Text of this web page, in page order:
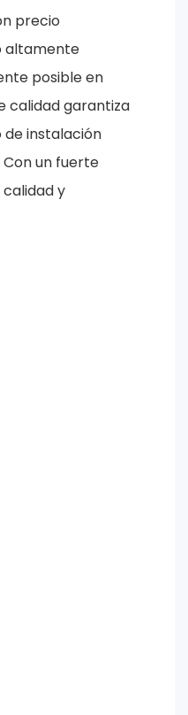
precio
altamente
posible en
calidad garantiza
de instalación
un fuerte
y